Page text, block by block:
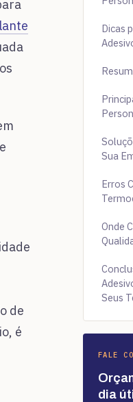
de
é
Dicas
Sua
Erros
Onde
Seus
FALE
dia